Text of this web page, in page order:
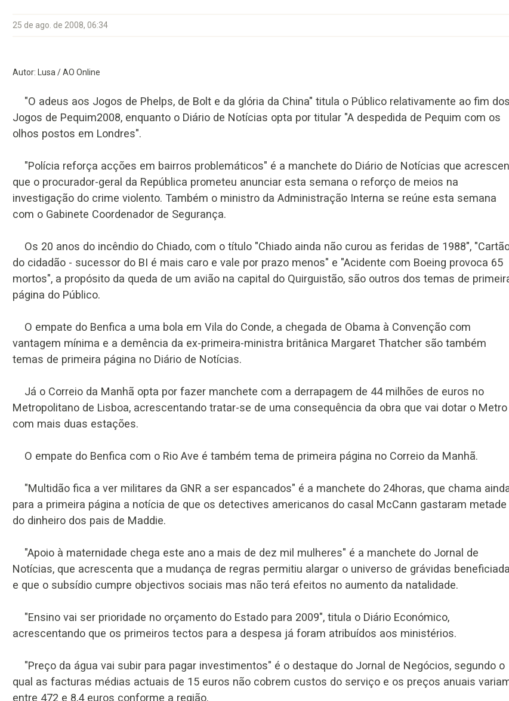
25 de ago. de 2008, 06:34
Autor: Lusa / AO Online
"O adeus aos Jogos de Phelps, de Bolt e da glória da China" titula o Público relativamente ao fim dos
Jogos de Pequim2008, enquanto o Diário de Notícias opta por titular "A despedida de Pequim com os
olhos postos em Londres".
"Polícia reforça acções em bairros problemáticos" é a manchete do Diário de Notícias que
que o procurador-geral da República prometeu anunciar esta semana o reforço de meios na
investigação do crime violento. Também o ministro da Administração Interna se reúne esta semana
com o Gabinete Coordenador de Segurança.
Os 20 anos do incêndio do Chiado, com o título "Chiado ainda não curou as feridas de 1988",
do cidadão - sucessor do BI é mais caro e vale por prazo menos" e "Acidente com Boeing provoca 65
mortos", a propósito da queda de um avião na capital do Quirguistão, são outros dos temas de
página do Público.
O empate do Benfica a uma bola em Vila do Conde, a chegada de Obama à Convenção com
vantagem mínima e a demência da ex-primeira-ministra britânica Margaret Thatcher são também
temas de primeira página no Diário de Notícias.
Já o Correio da Manhã opta por fazer manchete com a derrapagem de 44 milhões de euros no
Metropolitano de Lisboa, acrescentando tratar-se de uma consequência da obra que vai dotar o Metro
com mais duas estações.
O empate do Benfica com o Rio Ave é também tema de primeira página no Correio da Manhã.
"Multidão fica a ver militares da GNR a ser espancados" é a manchete do 24horas, que chama
para a primeira página a notícia de que os detectives americanos do casal McCann gastaram metade
do dinheiro dos pais de Maddie.
"Apoio à maternidade chega este ano a mais de dez mil mulheres" é a manchete do Jornal de
Notícias, que acrescenta que a mudança de regras permitiu alargar o universo de grávidas
e que o subsídio cumpre objectivos sociais mas não terá efeitos no aumento da natalidade.
"Ensino vai ser prioridade no orçamento do Estado para 2009", titula o Diário Económico,
acrescentando que os primeiros tectos para a despesa já foram atribuídos aos ministérios.
"Preço da água vai subir para pagar investimentos" é o destaque do Jornal de Negócios, segundo o
qual as facturas médias actuais de 15 euros não cobrem custos do serviço e os preços anuais
entre 472 e 8,4 euros conforme a região.